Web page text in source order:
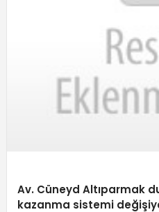
Av. Cüneyd Altıparmak
kazanma sistemi